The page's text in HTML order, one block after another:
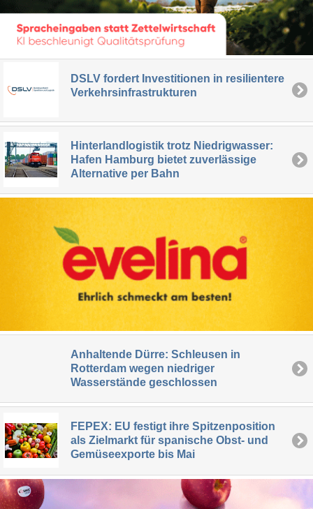
DSLV fordert Investitionen in resilientere
Verkehrsinfrastrukturen
Hinterlandlogistik trotz Niedrigwasser:
Hafen Hamburg bietet zuverlässige
Alternative per Bahn
Anhaltende Dürre: Schleusen in
Rotterdam wegen niedriger
Wasserstände geschlossen
FEPEX: EU festigt ihre Spitzenposition
als Zielmarkt für spanische Obst- und
Gemüseexporte bis Mai